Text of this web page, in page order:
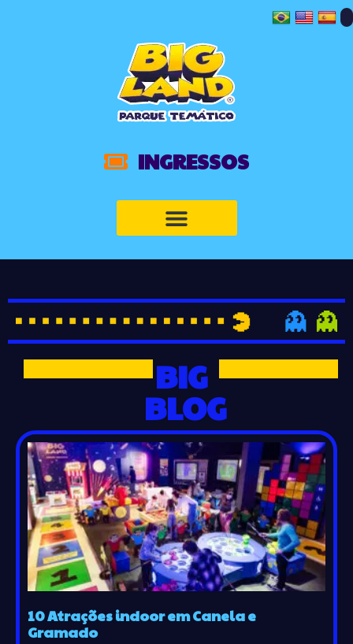
INGRESSOS
BIG
BLOG
10 Atrações indoor em Canela e
Gramado